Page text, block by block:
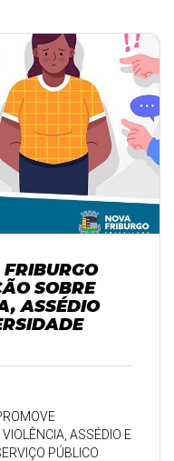
SOBRE
ASSÉDIO
ASSÉDIO E
PÚBLICO